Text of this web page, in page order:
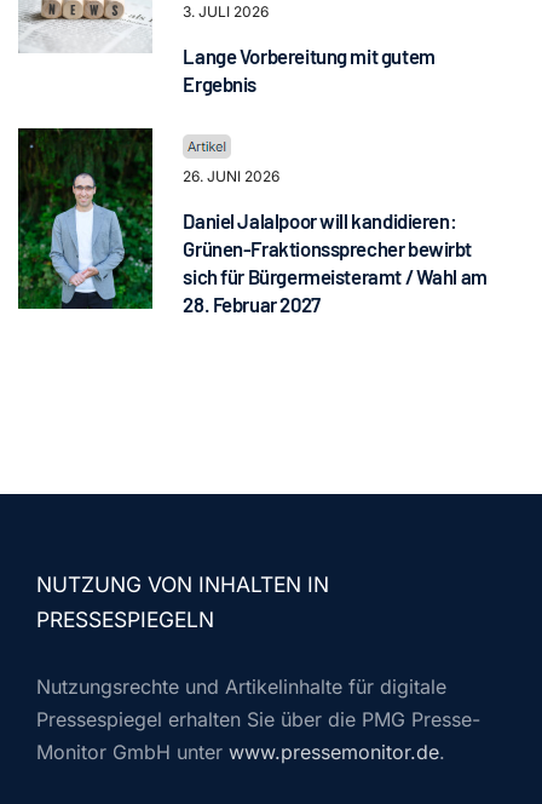
3. JULI 2026
Lange Vorbereitung mit gutem
Ergebnis
26. JUNI 2026
Daniel Jalalpoor will kandidieren:
Grünen-Fraktionssprecher bewirbt
sich für Bürgermeisteramt / Wahl am
28. Februar 2027
NUTZUNG VON INHALTEN IN
PRESSESPIEGELN
Nutzungsrechte und Artikelinhalte für digitale
Pressespiegel erhalten Sie über die PMG Presse-
Monitor GmbH unter www.pressemonitor.de.